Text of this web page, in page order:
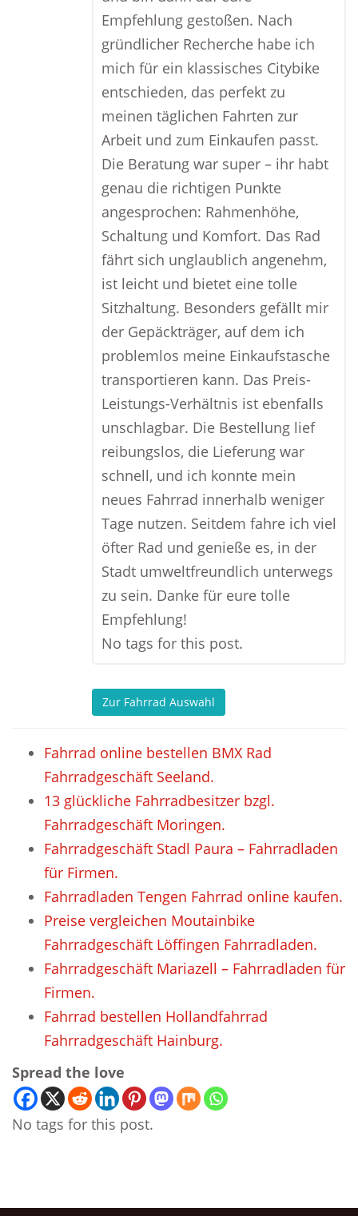
Empfehlung gestoßen. Nach
gründlicher Recherche habe ich
mich für ein klassisches Citybike
entschieden, das perfekt zu
meinen täglichen Fahrten zur
Arbeit und zum Einkaufen passt.
Die Beratung war super – ihr habt
genau die richtigen Punkte
angesprochen: Rahmenhöhe,
Schaltung und Komfort. Das Rad
fährt sich unglaublich angenehm,
ist leicht und bietet eine tolle
Sitzhaltung. Besonders gefällt mir
der Gepäckträger, auf dem ich
problemlos meine Einkaufstasche
transportieren kann. Das Preis-
Leistungs-Verhältnis ist ebenfalls
unschlagbar. Die Bestellung lief
reibungslos, die Lieferung war
schnell, und ich konnte mein
neues Fahrrad innerhalb weniger
Tage nutzen. Seitdem fahre ich viel
öfter Rad und genieße es, in der
Stadt umweltfreundlich unterwegs
zu sein. Danke für eure tolle
Empfehlung!
No tags for this post.
Zur Fahrrad Auswahl
Fahrrad online bestellen BMX Rad
Fahrradgeschäft Seeland.
13 glückliche Fahrradbesitzer bzgl.
Fahrradgeschäft Moringen.
Fahrradgeschäft Stadl Paura – Fahrradladen
für Firmen.
Fahrradladen Tengen Fahrrad online kaufen.
Preise vergleichen Moutainbike
Fahrradgeschäft Löffingen Fahrradladen.
Fahrradgeschäft Mariazell – Fahrradladen für
Firmen.
Fahrrad bestellen Hollandfahrrad
Fahrradgeschäft Hainburg.
Spread the love
No tags for this post.